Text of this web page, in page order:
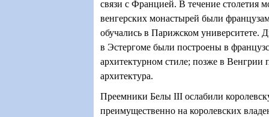
связи с Францией. В течение столетия
венгерских монастырей были
обучались в Парижском университете.
в Эстергоме были построены в
архитектурном стиле; позже в Венгрии
архитектура.
Преемники Белы III ослабили
преимущественно на королевских